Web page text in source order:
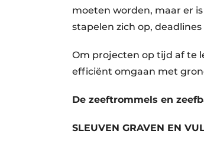
moeten worden, maar er
stapelen zich op,
Om projecten op tijd af te
efficiënt omgaan met
De zeeftrommels en
SLEUVEN GRAVEN EN